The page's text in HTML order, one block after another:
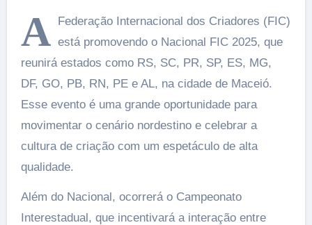
A Federação Internacional dos Criadores (FIC)
está promovendo o Nacional FIC 2025, que
reunirá estados como RS, SC, PR, SP, ES, MG,
DF, GO, PB, RN, PE e AL, na cidade de Maceió.
Esse evento é uma grande oportunidade para
movimentar o cenário nordestino e celebrar a
cultura de criação com um espetáculo de alta
qualidade.
Além do Nacional, ocorrerá o Campeonato
Interestadual, que incentivará a interação entre